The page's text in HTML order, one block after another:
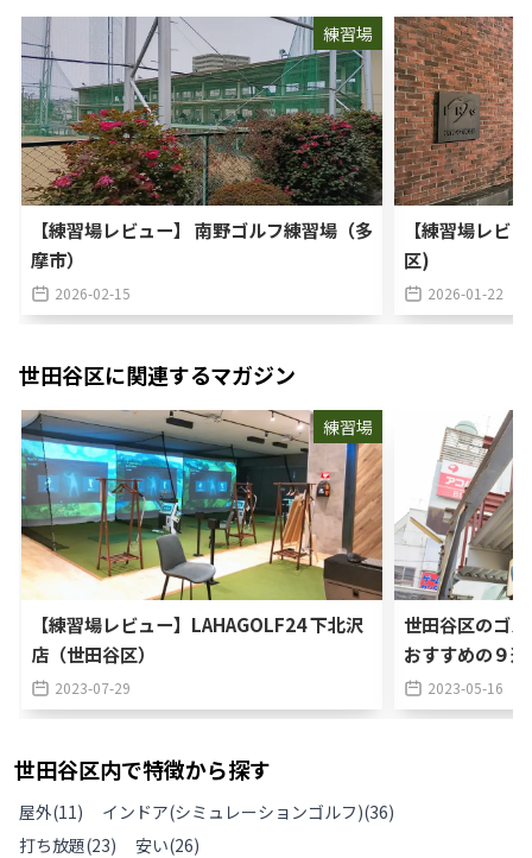
練習場
【練習場レビュー】 南野ゴルフ練習場（多
摩市）
2026-02-15
【練習場レビ
区)
2026-01-22
世田谷区に関連するマガジン
練習場
【練習場レビュー】LAHAGOLF24 下北沢
店（世田谷区）
2023-07-29
世田谷区のゴ
おすすめの９
2023-05-16
世田谷区内で特徴から探す
屋外(11) インドア(シミュレーションゴルフ)(36)
打ち放題(23) 安い(26)